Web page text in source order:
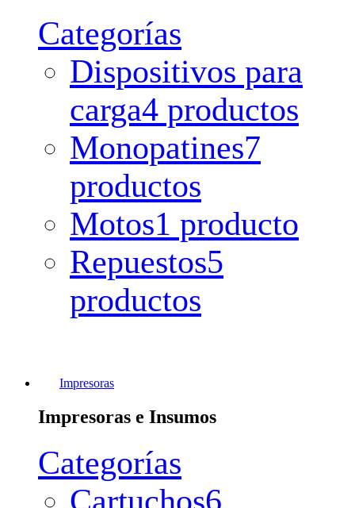
Categorías
Dispositivos para
carga4 productos
Monopatines7
productos
Motos1 producto
Repuestos5
productos
Impresoras
Impresoras e Insumos
Categorías